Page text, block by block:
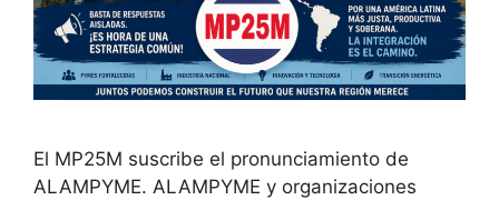
El MP25M suscribe el pronunciamiento de
ALAMPYME. ALAMPYME y organizaciones